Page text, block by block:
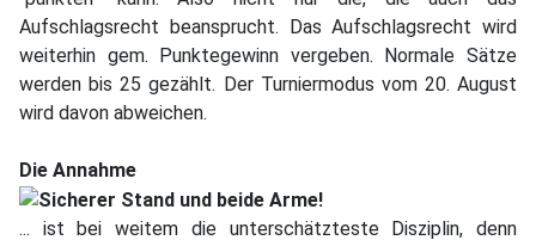
Aufschlagsrecht beansprucht. Das Aufschlagsrecht wird
weiterhin gem. Punktegewinn vergeben. Normale Sätze
werden bis 25 gezählt. Der Turniermodus vom 20. August
wird davon abweichen.
Die Annahme
... ist bei weitem die unterschätzteste Disziplin, denn